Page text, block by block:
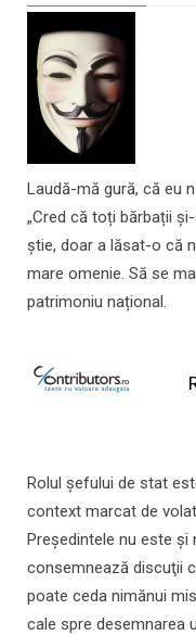
Laudă-mă gură, că eu
„Cred că toți bărbații
știe, doar a lăsat-o că
mare omenie. Să se
patrimoniu național.
Rolul şefului de stat
context marcat de
Preşedintele nu este
consemnează discuţii
poate ceda nimănui
cale spre desemnarea